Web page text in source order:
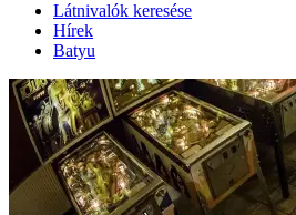
Látnivalók keresése
Hírek
Batyu